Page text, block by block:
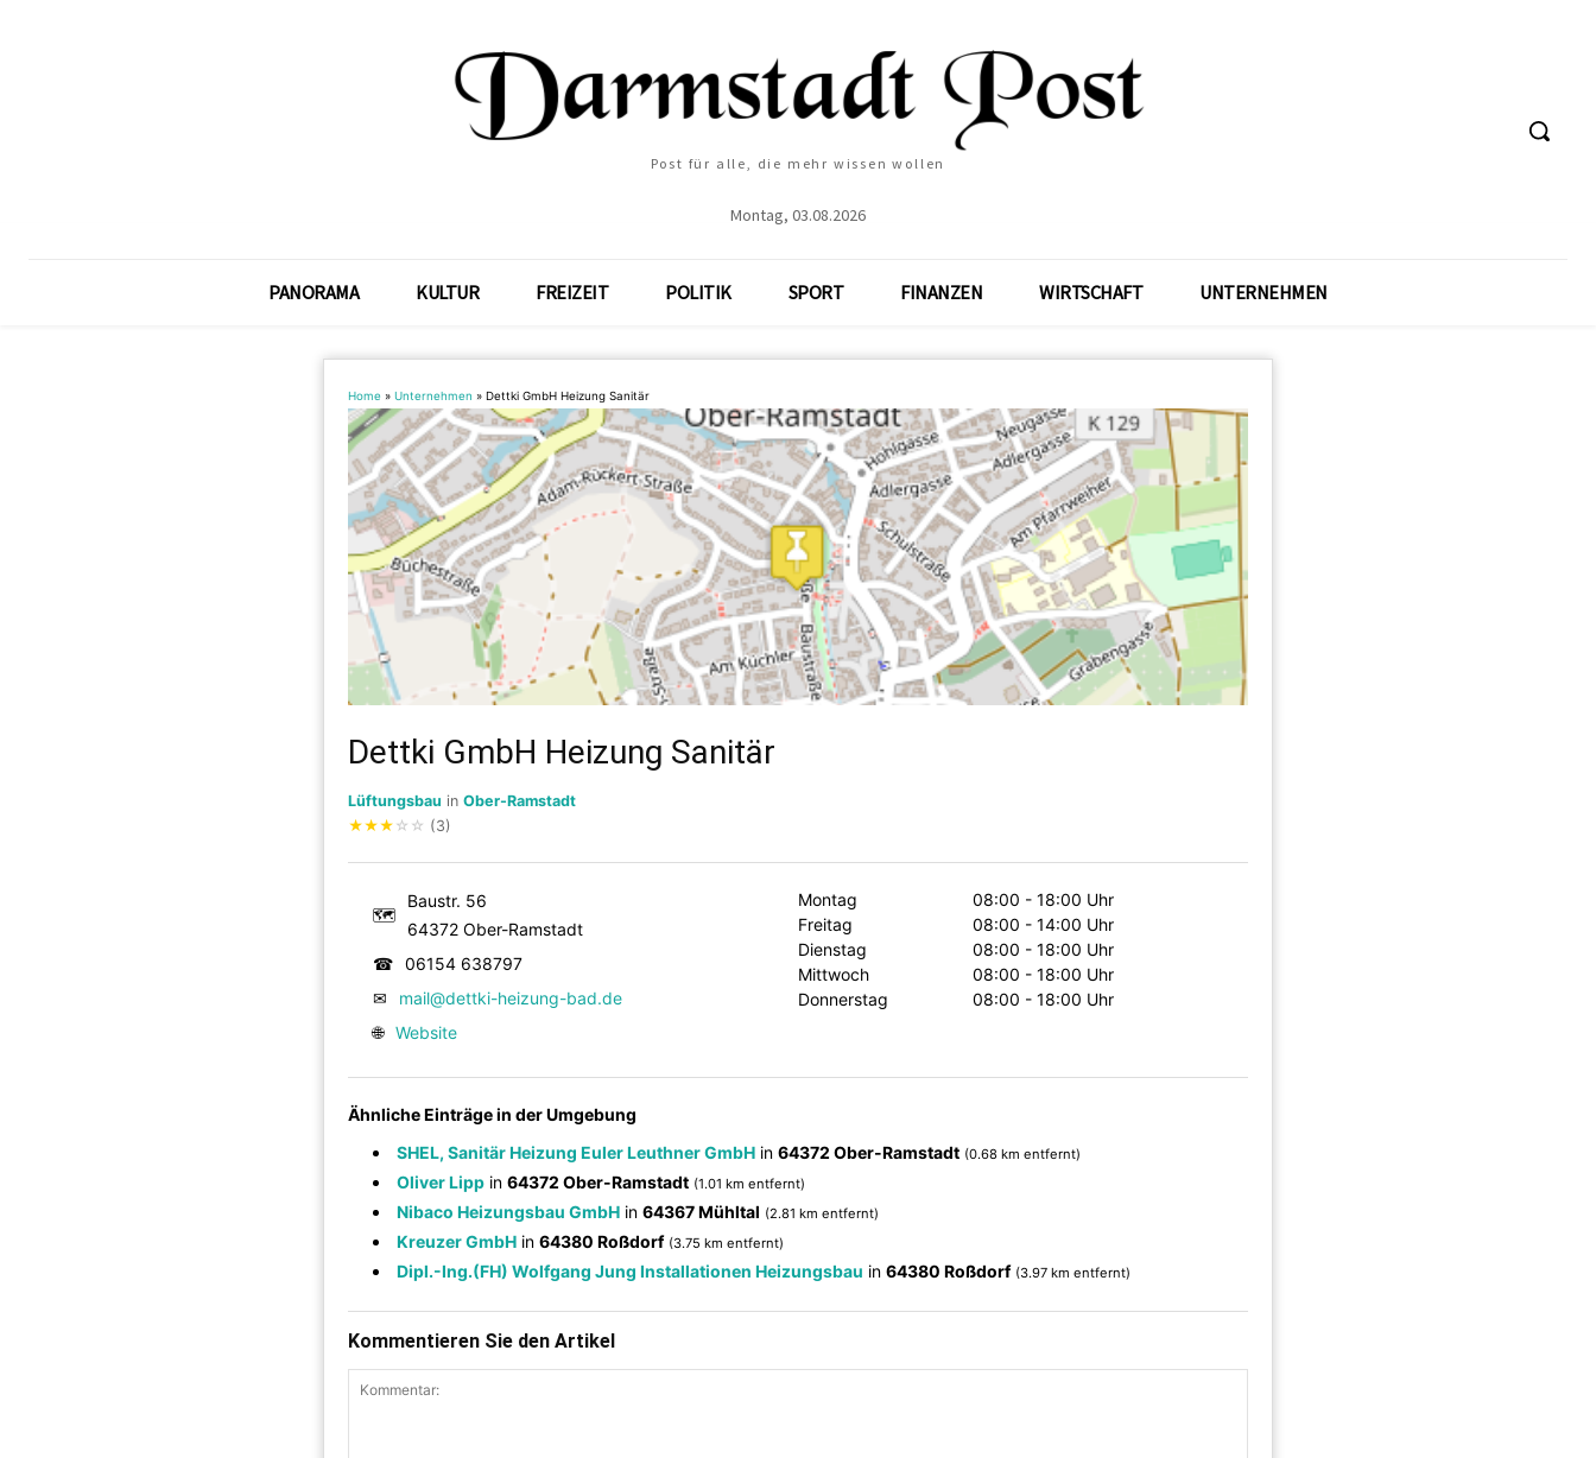
Post für alle, die mehr wissen wollen
Montag, 03.08.2026
PANORAMA KULTUR FREIZEIT POLITIK SPORT FINANZEN WIRTSCHAFT UNTERNEHMEN
Home » Unternehmen » Dettki GmbH Heizung Sanitär
Dettki GmbH Heizung Sanitär
Lüftungsbau in Ober-Ramstadt
★★★ ☆ ☆ (3)
🗺
Baustr. 56
64372 Ober-Ramstadt
☎ 06154 638797
✉
mail@dettki-heizung-bad.de
🌐 Website
Montag
08:00 - 18:00 Uhr
Freitag
08:00 - 14:00 Uhr
Dienstag
08:00 - 18:00 Uhr
Mittwoch
08:00 - 18:00 Uhr
Donnerstag
08:00 - 18:00 Uhr
Ähnliche Einträge in der Umgebung
SHEL, Sanitär Heizung Euler Leuthner GmbH in 64372 Ober-Ramstadt (0.68 km entfernt)
Oliver Lipp in 64372 Ober-Ramstadt (1.01 km entfernt)
Nibaco Heizungsbau GmbH in 64367 Mühltal (2.81 km entfernt)
Kreuzer GmbH in 64380 Roßdorf (3.75 km entfernt)
Dipl.-Ing.(FH) Wolfgang Jung Installationen Heizungsbau in 64380 Roßdorf (3.97 km entfernt)
Kommentieren Sie den Artikel